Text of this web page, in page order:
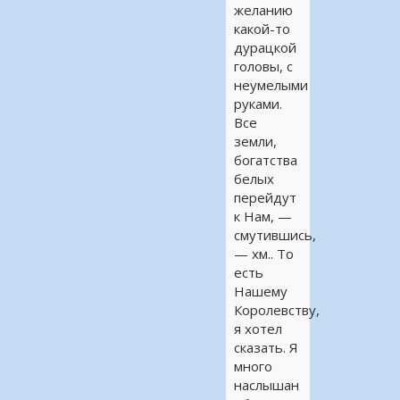
желанию
какой-то
дурацкой
головы, с
неумелыми
руками.
Все
земли,
богатства
белых
перейдут
к Нам, —
смутившись,
— хм.. То
есть
Нашему
Королевству,
я хотел
сказать. Я
много
наслышан